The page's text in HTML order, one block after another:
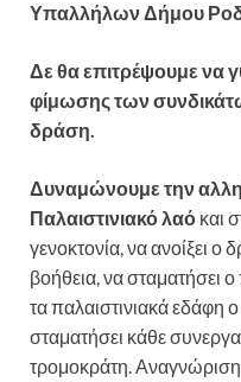
Υπαλλήλων Δήμου
Δε θα επιτρέψουμε να
φίμωσης των
δράση.
Δυναμώνουμε την
Παλαιστινιακό λαό και
γενοκτονία, να ανοίξει ο
βοήθεια, να σταματήσει
τα παλαιστινιακά εδάφη
σταματήσει κάθε
τρομοκράτη. Αναγνώριση